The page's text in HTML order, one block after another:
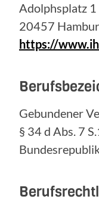
Adolphsplatz 1
20457
https://
Gebundener
§ 34 d Abs. 7